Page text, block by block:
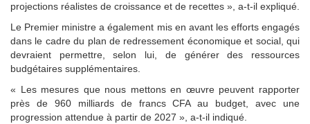
projections réalistes de croissance et de recettes », a-t-il expliqué.
Le Premier ministre a également mis en avant les efforts engagés
dans le cadre du plan de redressement économique et social, qui
devraient permettre, selon lui, de générer des ressources
budgétaires supplémentaires.
« Les mesures que nous mettons en œuvre peuvent rapporter
près de 960 milliards de francs CFA au budget, avec une
progression attendue à partir de 2027 », a-t-il indiqué.